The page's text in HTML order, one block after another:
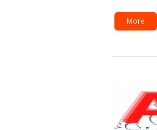
More